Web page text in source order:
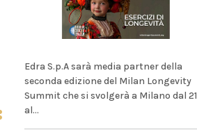
Edra S.p.A sarà media partner della
seconda edizione del Milan Longevity
Summit che si svolgerà a Milano dal 21
al...